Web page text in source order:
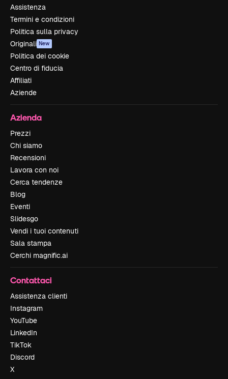
Assistenza
Termini e condizioni
Politica sulla privacy
Originali New
Politica dei cookie
Centro di fiducia
Affiliati
Aziende
Azienda
Prezzi
Chi siamo
Recensioni
Lavora con noi
Cerca tendenze
Blog
Eventi
Slidesgo
Vendi i tuoi contenuti
Sala stampa
Cerchi magnific.ai
Contattaci
Assistenza clienti
Instagram
YouTube
LinkedIn
TikTok
Discord
X